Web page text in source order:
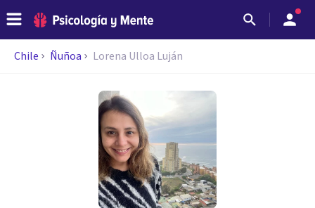
Chile Ñuñoa Lorena Ulloa Luján